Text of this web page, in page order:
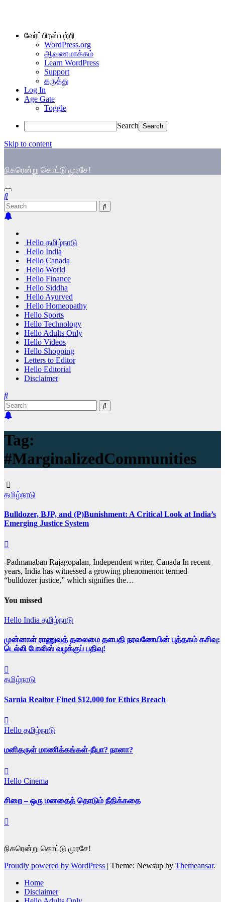
வேர்ட்பிரஸ் பற்றி
WordPress.org
ஆவணமாக்கம்
Learn WordPress
Support
கருத்து
Log In
Age Gate
Toggle
Search
Skip to content
நிகரென்று கொட்டு முரசே!
Hello தமிழ்நாடு
Hello India
Hello Canada
Hello World
Hello Finance
Hello Siddha
Hello Ayurved
Hello Homeopathy
Hello Sports
Hello Technology
Hello Adults Only
Hello Videos
Hello Shopping
Letters to Editor
Hello Editorial
Disclaimer
Tag:
#MarginalizedCommunities
தமிழ்நாடு
Bulldozer, BJP, and (P)Bunishment: A Critical Look at India’s
Emerging Justice System
-Padmanaban Rajagopalan, Independent writer, Canada In recent
years, India has witnessed a growing phenomenon termed
“bulldozer justice,” which signifies the…
You missed
Hello India தமிழ்நாடு
முன்னாள் ராணுவத் தலைமை தளபதி நரவணேயின் புத்தகம் கசிவு:
டெல்லி போலிஸ் வழக்குப் பதிவு!
தமிழ்நாடு
Sarnia Realtor Fined $12,000 for Ethics Breach
Hello தமிழ்நாடு
மனிதருள் மாணிக்கங்கள்-நீயா? நானா?
Hello Cinema
சிறை – ஒரு மனதைத் தொடும் நீதிக்கதை
நிகரென்று கொட்டு முரசே!
Proudly powered by WordPress | Theme: Newsup by Themeansar.
Home
Disclaimer